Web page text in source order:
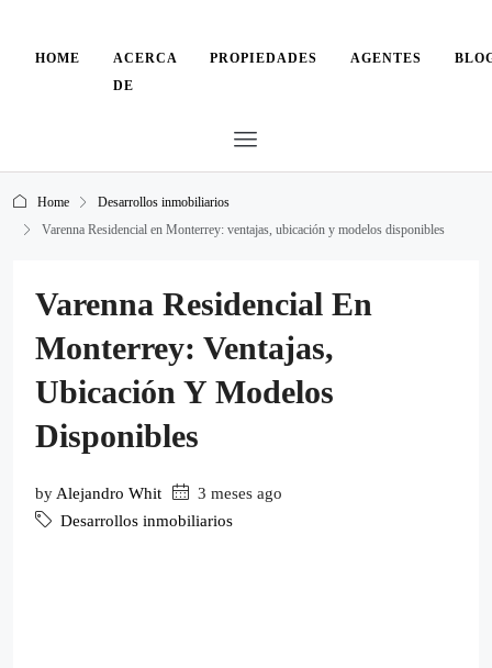
HOME
ACERCA
DE
PROPIEDADES AGENTES
Home
Desarrollos inmobiliarios
Varenna Residencial en Monterrey: ventajas, ubicación y modelos disponibles
Varenna Residencial En
Monterrey: Ventajas,
Ubicación Y Modelos
Disponibles
by Alejandro Whit
3 meses ago
Desarrollos inmobiliarios